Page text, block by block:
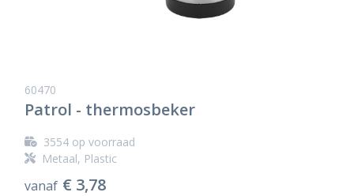
60470
Patrol - thermosbeker
3554op voorraad
Metaal, Plastic
vanaf € 3,78